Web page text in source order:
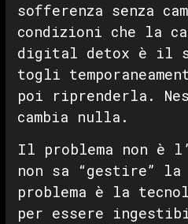
sofferenza senza
condizioni che la
digital detox è il
togli
poi riprenderla.
cambia nulla.
Il problema non è
non sa “gestire”
problema è la
per essere